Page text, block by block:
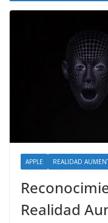
APPLE REALIDAD
Realidad